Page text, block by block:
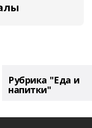
Рубрика "Еда и
напитки"